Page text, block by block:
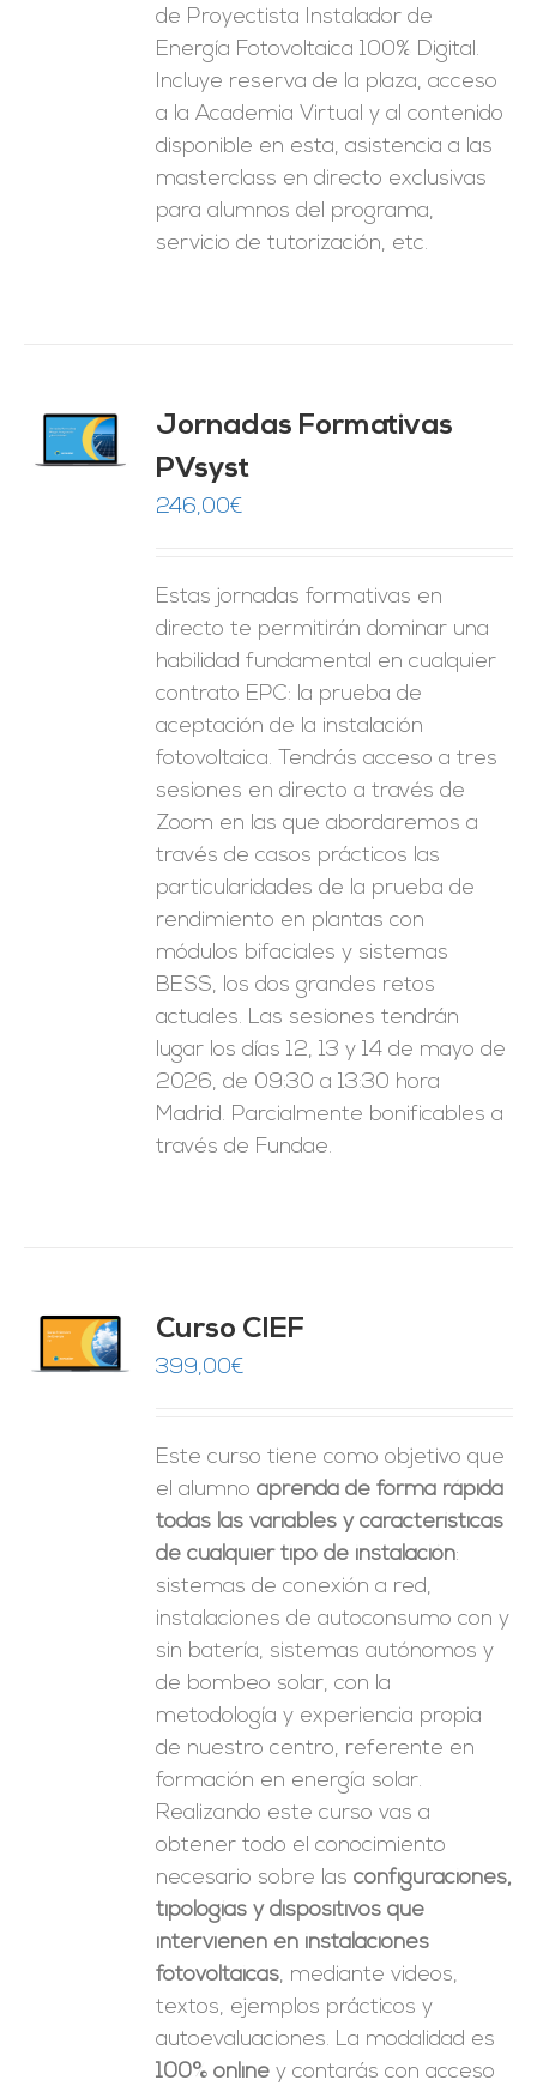
de Proyectista Instalador de
Energía Fotovoltaica 100% Digital.
Incluye reserva de la plaza, acceso
a la Academia Virtual y al contenido
disponible en esta, asistencia a las
masterclass en directo exclusivas
para alumnos del programa,
servicio de tutorización, etc.
Jornadas Formativas
PVsyst
246,00€
Estas jornadas formativas en
directo te permitirán dominar una
habilidad fundamental en cualquier
contrato EPC: la prueba de
aceptación de la instalación
fotovoltaica. Tendrás acceso a tres
sesiones en directo a través de
Zoom en las que abordaremos a
través de casos prácticos las
particularidades de la prueba de
rendimiento en plantas con
módulos bifaciales y sistemas
BESS, los dos grandes retos
actuales. Las sesiones tendrán
lugar los días 12, 13 y 14 de mayo de
2026, de 09:30 a 13:30 hora
Madrid. Parcialmente bonificables a
través de Fundae.
Curso CIEF
399,00€
Este curso tiene como objetivo que
el alumnoaprenda de forma rápida
todas las variables y características
de cualquier tipo de instalación:
sistemas de conexión a red,
instalaciones de autoconsumo con y
sin batería, sistemas autónomos y
de bombeo solar, con la
metodología y experiencia propia
de nuestro centro, referente en
formación en energía solar.
Realizando este curso vas a
obtener todo el conocimiento
necesario sobre lasconfiguraciones,
tipologías y dispositivos que
intervienen en instalaciones
fotovoltaicas, mediante videos,
textos, ejemplos prácticos y
autoevaluaciones. La modalidad es
100% online y contarás con acceso